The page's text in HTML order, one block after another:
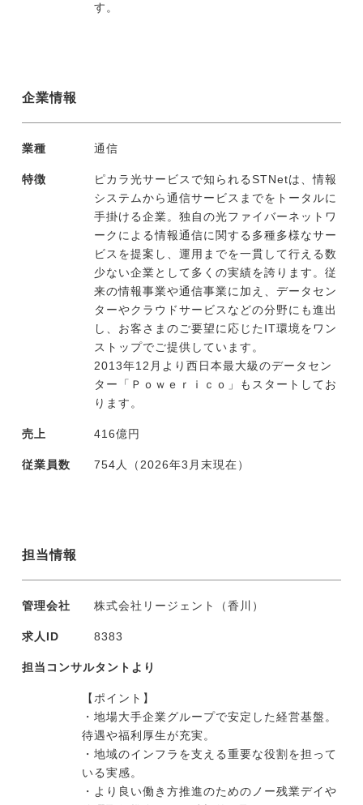
す。
企業情報
業種 通信
特徴
ピカラ光サービスで知られるSTNetは、情報
システムから通信サービスまでをトータルに
手掛ける企業。独自の光ファイバーネットワ
ークによる情報通信に関する多種多様なサー
ビスを提案し、運用までを一貫して行える数
少ない企業として多くの実績を誇ります。従
来の情報事業や通信事業に加え、データセン
ターやクラウドサービスなどの分野にも進出
し、お客さまのご要望に応じたIT環境をワン
ストップでご提供しています。
2013年12月より西日本最大級のデータセン
ター「Ｐｏｗｅｒｉｃｏ」もスタートしてお
ります。
売上 416億円
従業員数 754人（2026年3月末現在）
担当情報
管理会社 株式会社リージェント（香川）
求人ID 8383
担当コンサルタントより
【ポイント】
・地場大手企業グループで安定した経営基盤。
待遇や福利厚生が充実。
・地域のインフラを支える重要な役割を担って
いる実感。
・より良い働き方推進のためのノー残業デイや